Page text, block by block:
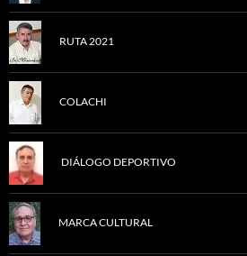
RUTA 2021
COLACHI
DIÁLOGO DEPORTIVO
MARCA CULTURAL